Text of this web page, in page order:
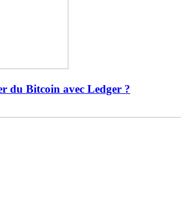
du Bitcoin avec Ledger ?